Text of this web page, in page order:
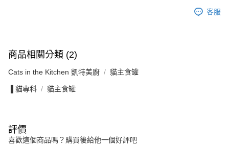
客服
商品相關分類 (2)
Cats in the Kitchen 凱特美廚 貓主食罐
▐ 貓專科 貓主食罐
評價
喜歡這個商品嗎？購買後給他一個好評吧